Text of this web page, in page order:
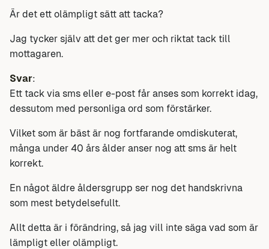
Är det ett olämpligt sätt att tacka?
Jag tycker själv att det ger mer och riktat tack till
mottagaren.
Svar:
Ett tack via sms eller e-post får anses som korrekt idag,
dessutom med personliga ord som förstärker.
Vilket som är bäst är nog fortfarande omdiskuterat,
många under 40 års ålder anser nog att sms är helt
korrekt.
En något äldre åldersgrupp ser nog det handskrivna
som mest betydelsefullt.
Allt detta är i förändring, så jag vill inte säga vad som är
lämpligt eller olämpligt.